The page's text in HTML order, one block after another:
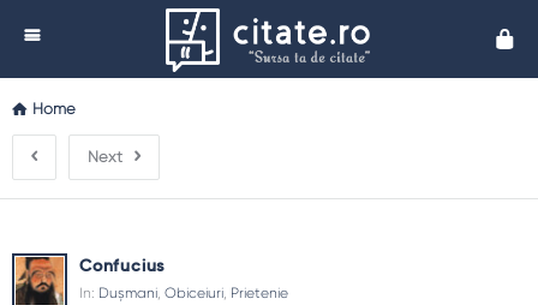
Home
Next
Confucius
In: Dușmani, Obiceiuri, Prietenie